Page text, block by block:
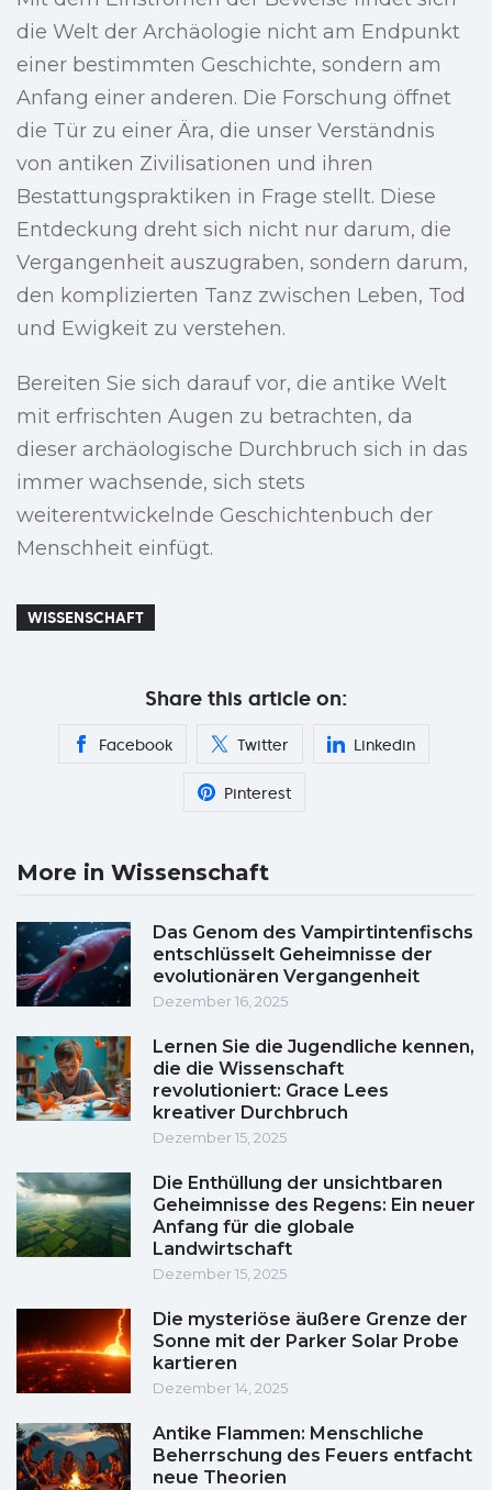
die Welt der Archäologie nicht am Endpunkt
einer bestimmten Geschichte, sondern am
Anfang einer anderen. Die Forschung öffnet
die Tür zu einer Ära, die unser Verständnis
von antiken Zivilisationen und ihren
Bestattungspraktiken in Frage stellt. Diese
Entdeckung dreht sich nicht nur darum, die
Vergangenheit auszugraben, sondern darum,
den komplizierten Tanz zwischen Leben, Tod
und Ewigkeit zu verstehen.
Bereiten Sie sich darauf vor, die antike Welt
mit erfrischten Augen zu betrachten, da
dieser archäologische Durchbruch sich in das
immer wachsende, sich stets
weiterentwickelnde Geschichtenbuch der
Menschheit einfügt.
WISSENSCHAFT
Share this article on:
Facebook Twitter Linkedin
Pinterest
More in Wissenschaft
Das Genom des Vampirtintenfischs
entschlüsselt Geheimnisse der
evolutionären Vergangenheit
Dezember 16, 2025
Lernen Sie die Jugendliche kennen,
die die Wissenschaft
revolutioniert: Grace Lees
kreativer Durchbruch
Dezember 15, 2025
Die Enthüllung der unsichtbaren
Geheimnisse des Regens: Ein neuer
Anfang für die globale
Landwirtschaft
Dezember 15, 2025
Die mysteriöse äußere Grenze der
Sonne mit der Parker Solar Probe
kartieren
Dezember 14, 2025
Antike Flammen: Menschliche
Beherrschung des Feuers entfacht
neue Theorien